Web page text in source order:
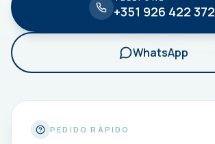
+351 926 422 372
WhatsApp
PEDIDO RÁPIDO